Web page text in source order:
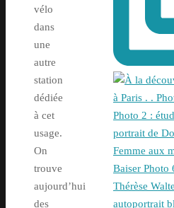
vélo
dans
une
autre
station
dédiée
à cet
usage.
On
trouve
aujourd’hui
des